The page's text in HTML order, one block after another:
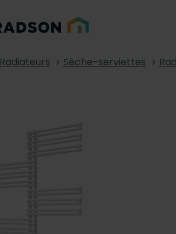
Radiateurs Sèche-serviettes